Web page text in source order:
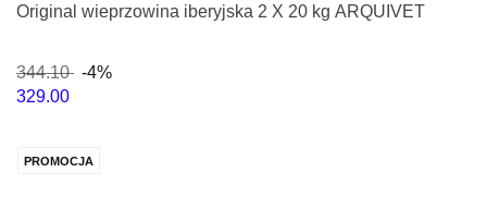
Original wieprzowina iberyjska 2 X 20 kg ARQUIVET
344.10
-4%
329.00
PROMOCJA